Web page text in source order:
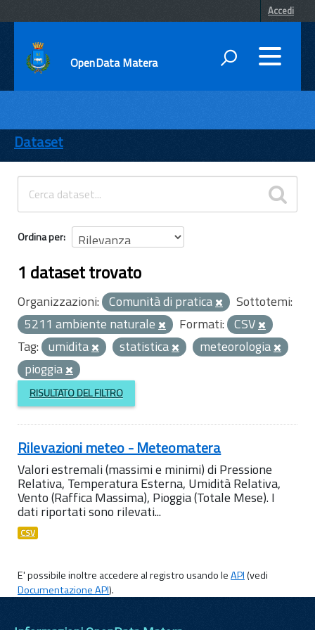
Accedi
OpenData Matera
ENTI
TEMI
INFORMAZIONI
Dataset
Ordina per
1 dataset trovato
Organizzazioni: Comunità di pratica
Sottotemi:
5211 ambiente naturale
Formati: CSV
Tag: umidita statistica
meteorologia
pioggia
RISULTATO DEL FILTRO
Rilevazioni meteo - Meteomatera
Valori estremali (massimi e minimi) di Pressione
Relativa, Temperatura Esterna, Umidità Relativa,
Vento (Raffica Massima), Pioggia (Totale Mese). I
dati riportati sono rilevati...
CSV
E' possibile inoltre accedere al registro usando leAPI(vedi
Documentazione API).